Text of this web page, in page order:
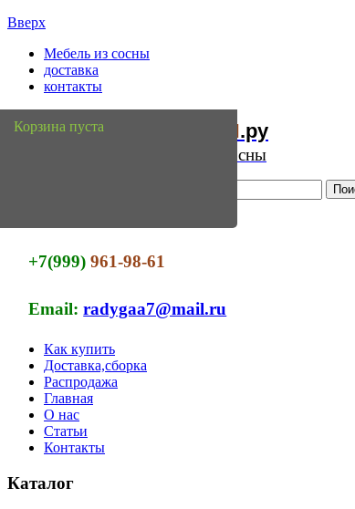
Вверх
Мебель из сосны
доставка
контакты
Мебель Сосны.ру
Интернет магазин мебели из сосны
+7(999)961-98-61
Email:radygaa7@mail.ru
Как купить
Доставка,сборка
Распродажа
Главная
О нас
Статьи
Контакты
Корзина пуста
Каталог